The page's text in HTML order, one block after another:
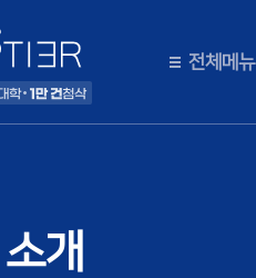
전체메뉴
개